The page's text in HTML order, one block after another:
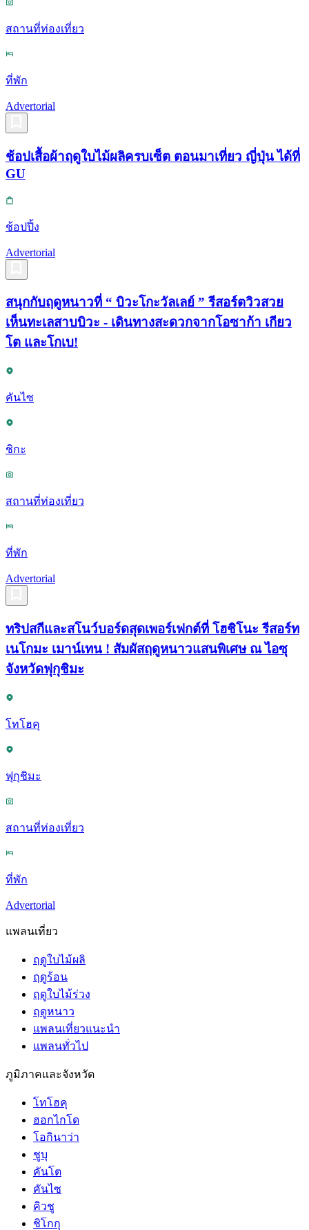
สถานที่ท่องเที่ยว
ที่พัก
Advertorial
ช้อปเสื้อผ้าฤดูใบไม้ผลิครบเซ็ต ตอนมาเที่ยว ญี่ปุ่น ได้ที่
GU
ช้อปปิ้ง
Advertorial
สนุกกับฤดูหนาวที่ “ บิวะโกะวัลเลย์ ” รีสอร์ตวิวสวย
เห็นทะเลสาบบิวะ - เดินทางสะดวกจากโอซาก้า เกียว
โต และโกเบ!
คันไซ
ชิกะ
สถานที่ท่องเที่ยว
ที่พัก
Advertorial
ทริปสกีและสโนว์บอร์ดสุดเพอร์เฟกต์ที่ โฮชิโนะ รีสอร์ท
เนโกมะ เมาน์เทน ! สัมผัสฤดูหนาวแสนพิเศษ ณ ไอซุ
จังหวัดฟุกุชิมะ
โทโฮคุ
ฟุกุชิมะ
สถานที่ท่องเที่ยว
ที่พัก
Advertorial
แพลนเที่ยว
ฤดูใบไม้ผลิ
ฤดูร้อน
ฤดูใบไม้ร่วง
ฤดูหนาว
แพลนเที่ยวแนะนำ
แพลนทั่วไป
ภูมิภาคและจังหวัด
โทโฮคุ
ฮอกไกโด
โอกินาว่า
ชูบุ
คันโต
คันไซ
คิวชู
ชิโกกุ